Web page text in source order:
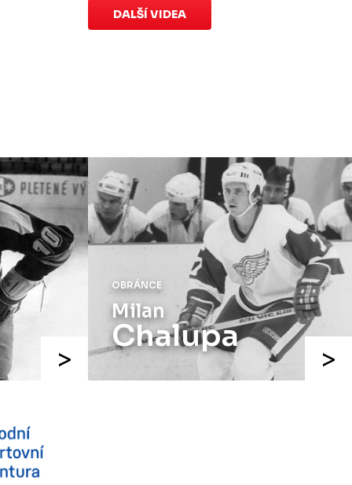
speciálních dresů končí v neděli 11.
ledna ve 20:00.
důvodu marodky Slovanuodloženo
Kluby se domluvily na náhradním
termínu, Bruslaři se s Ústím nad
Labem utkají doma
v Kotlině ve
středu 26. listopadu od 18:00
DALŠÍ VIDEA
OBRÁNCE
Milan
Chalupa